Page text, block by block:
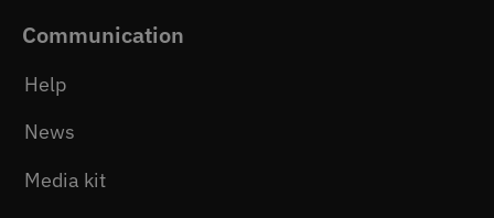
Communication
Help
News
Media kit